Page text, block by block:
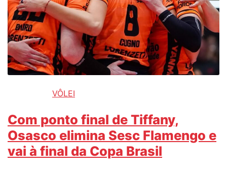
VÔLEI
Com ponto final de Tiffany,
Osasco elimina Sesc Flamengo e
vai à final da Copa Brasil